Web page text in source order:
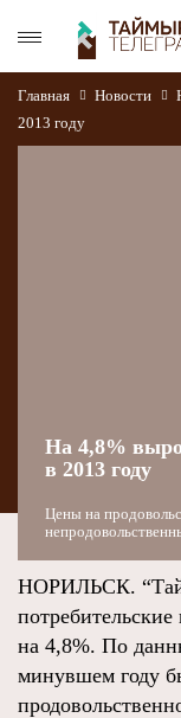
Главная Новости
2013 году
На 4,8%
в 2013 году
Цены на
НОРИЛЬСК.
на 4,8%. По
минувшем году